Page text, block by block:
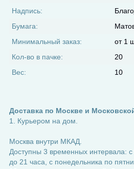
Надпись:
Бумага:
Минимальный заказ:
от 1
Кол-во в пачке:
20
Вес:
10
Доставка по Москве и
1. Курьером на дом.
Москва внутри МКАД.
Доступны 3 временных интервала:
до 21 часа, с понедельника по